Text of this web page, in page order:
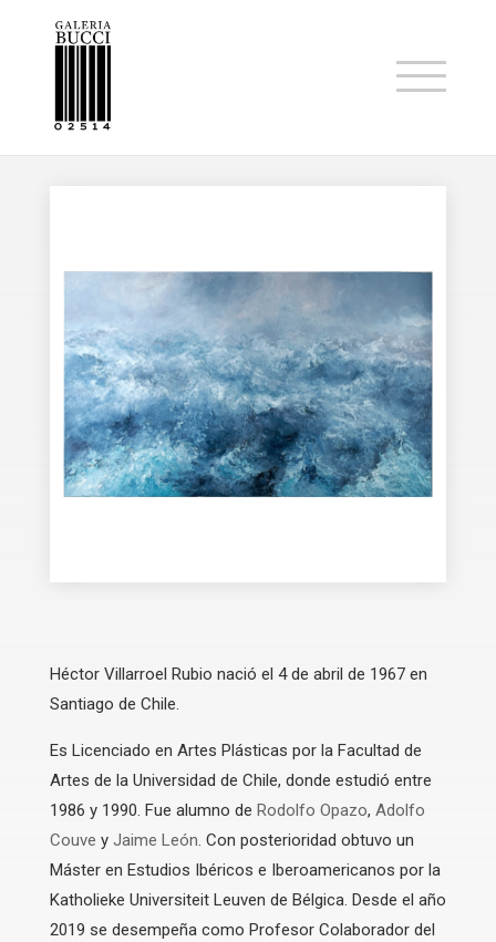
ARTISTAS
Héctor Villarroel
Héctor Villarroel Rubio nació el 4 de abril de 1967 en
Santiago de Chile.
Es Licenciado en Artes Plásticas por la Facultad de
Artes de la Universidad de Chile, donde estudió entre
1986 y 1990. Fue alumno de Rodolfo Opazo, Adolfo
Couve y Jaime León. Con posterioridad obtuvo un
Máster en Estudios Ibéricos e Iberoamericanos por la
Katholieke Universiteit Leuven de Bélgica. Desde el año
2019 se desempeña como Profesor Colaborador del